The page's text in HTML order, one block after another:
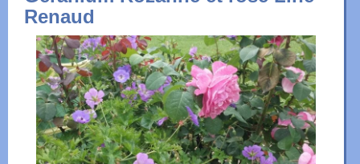
Renaud